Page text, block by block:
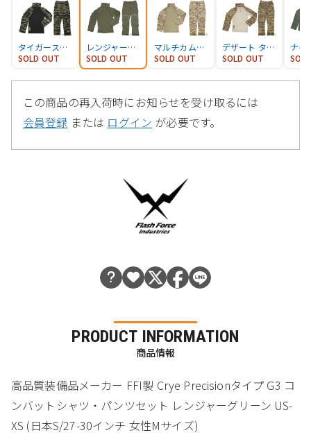
タイガーストライプ
SOLD OUT
レンジャーグリーン
SOLD OUT
マルチカムアリッド
SOLD OUT
デザート タイガーストライプ
SOLD OUT
ナイ
この商品の再入荷時にお知らせを受け取るには
会員登録 または ログイン が必要です。
PRODUCT INFORMATION
商品情報
高品質装備品メーカー FFI製 Crye Precisionタイプ G3 コ
ンバットシャツ・パンツセット レンジャーグリーン US-
XS (日本S/27-30インチ 女性Mサイズ)